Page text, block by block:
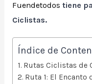
Fuendetodos tiene
Ciclistas.
Índice de
Rutas Ciclistas de
Ruta 1: El Encanto